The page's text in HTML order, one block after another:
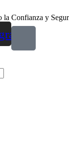
la Confianza y